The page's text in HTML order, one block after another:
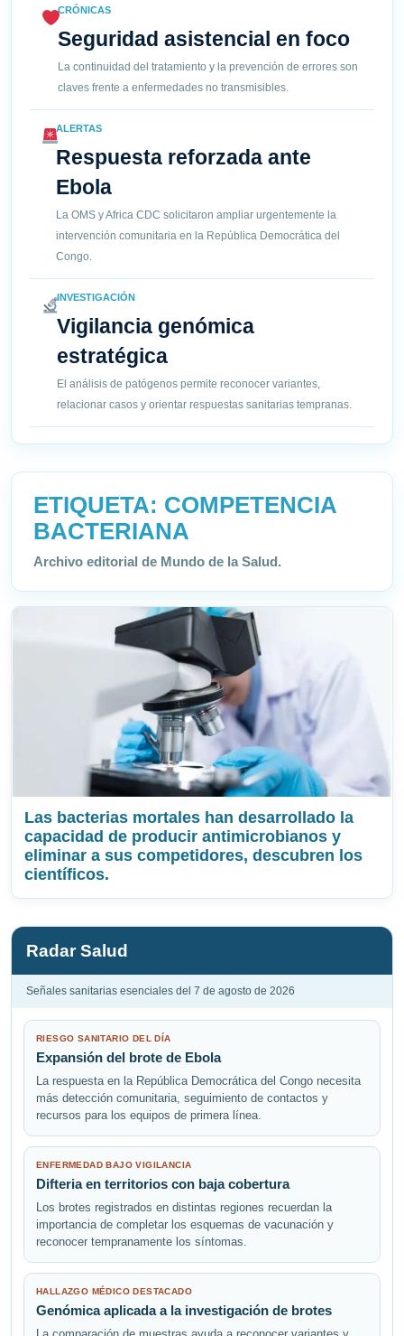
CRÓNICAS
Seguridad asistencial en foco
La continuidad del tratamiento y la prevención de errores son
claves frente a enfermedades no transmisibles.
ALERTAS
Respuesta reforzada ante
Ebola
La OMS y Africa CDC solicitaron ampliar urgentemente la
intervención comunitaria en la República Democrática del
Congo.
INVESTIGACIÓN
Vigilancia genómica
estratégica
El análisis de patógenos permite reconocer variantes,
relacionar casos y orientar respuestas sanitarias tempranas.
ETIQUETA: COMPETENCIA
BACTERIANA
Archivo editorial de Mundo de la Salud.
Las bacterias mortales han desarrollado la
capacidad de producir antimicrobianos y
eliminar a sus competidores, descubren los
científicos.
Radar Salud
Señales sanitarias esenciales del 7 de agosto de 2026
RIESGO SANITARIO DEL DÍA
Expansión del brote de Ebola
La respuesta en la República Democrática del Congo necesita
más detección comunitaria, seguimiento de contactos y
recursos para los equipos de primera línea.
ENFERMEDAD BAJO VIGILANCIA
Difteria en territorios con baja cobertura
Los brotes registrados en distintas regiones recuerdan la
importancia de completar los esquemas de vacunación y
reconocer tempranamente los síntomas.
HALLAZGO MÉDICO DESTACADO
Genómica aplicada a la investigación de brotes